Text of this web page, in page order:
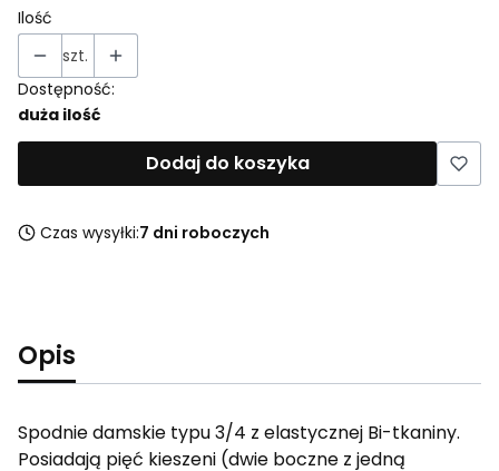
Ilość
szt.
Dostępność:
duża ilość
Dodaj do koszyka
Czas wysyłki:7 dni roboczych
Opis
Spodnie damskie typu 3/4 z elastycznej Bi-tkaniny.
Posiadają pięć kieszeni (dwie boczne z jedną